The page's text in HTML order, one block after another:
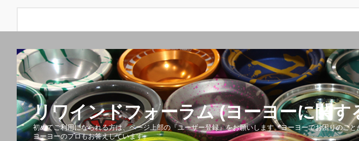
リワインドフォーラム (ヨーヨーに関す
初めてご利用になられる方は、ページ上部の『ユーザー登録』をお願いします。ヨーヨーでお困りのこ
ヨーヨーのプロもお答えしています。